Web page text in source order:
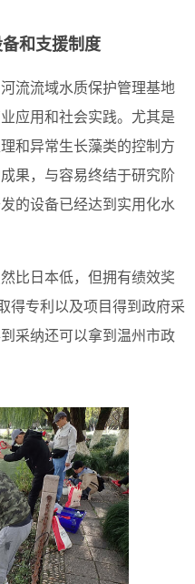
和支援制度
流流域水质保护管理基地
应用和社会实践。尤其是
和异常生长藻类的控制方
果，与容易终结于研究阶
的设备已经达到实用化水
比日本低，但拥有绩效奖
得专利以及项目得到政府采
采纳还可以拿到温州市政